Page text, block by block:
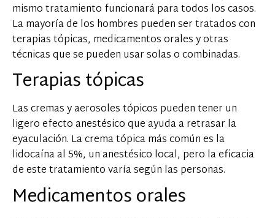
mismo tratamiento funcionará para todos los casos.
La mayoría de los hombres pueden ser tratados con
terapias tópicas, medicamentos orales y otras
técnicas que se pueden usar solas o combinadas.
Terapias tópicas
Las cremas y aerosoles tópicos pueden tener un
ligero efecto anestésico que ayuda a retrasar la
eyaculación. La crema tópica más común es la
lidocaína al 5%, un anestésico local, pero la eficacia
de este tratamiento varía según las personas.
Medicamentos orales